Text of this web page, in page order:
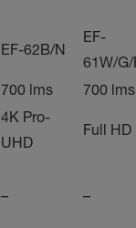
EF-62B/N
EF-
61W/G/
700 lms 700 lms
4K Pro-
UHD
Full HD
– –